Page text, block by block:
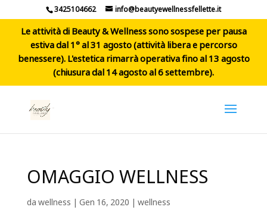
3425104662 info@beautyewellnessfellette.it
Le attività di Beauty & Wellness sono sospese per pausa
estiva dal 1° al 31 agosto (attività libera e percorso
benessere). L'estetica rimarrà operativa fino al 13 agosto
(chiusura dal 14 agosto al 6 settembre).
OMAGGIO WELLNESS
dawellness | Gen 16, 2020 | wellness